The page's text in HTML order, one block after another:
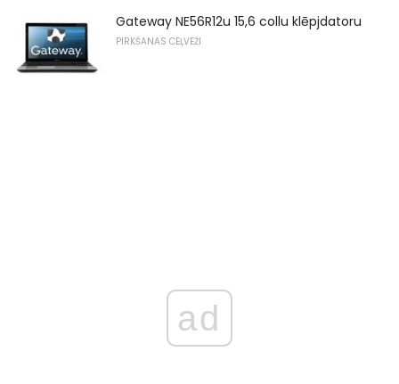
Gateway NE56R12u 15,6 collu klēpjdatoru
PIRKŠANAS CEĻVEŽI
ad